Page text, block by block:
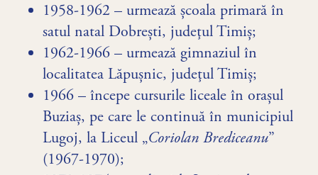
1958-1962 – urmează școala primară în
satul natal Dobrești, judeţul Timiș;
1962-1966 – urmează gimnaziul în
localitatea Lăpușnic, judeţul Timiș;
1966 – începe cursurile liceale în orașul
Buziaș, pe care le continuă în municipiul
Lugoj, la Liceul „Coriolan Brediceanu”
(1967-1970);